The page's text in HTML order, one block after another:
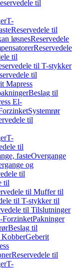
til
T-
Reservedele til
løsnesReservedele
Reservedele
til
til T-stykker
til
Mapress
Beslag til
El-
Systemrør
til
T-
til
fasteOvergange
og
til
til
til Muffer til
til T-stykker til
til Tilslutninger
ForzinketPakninger
Beslag til
KobberGeberit
Reservedele til
T-